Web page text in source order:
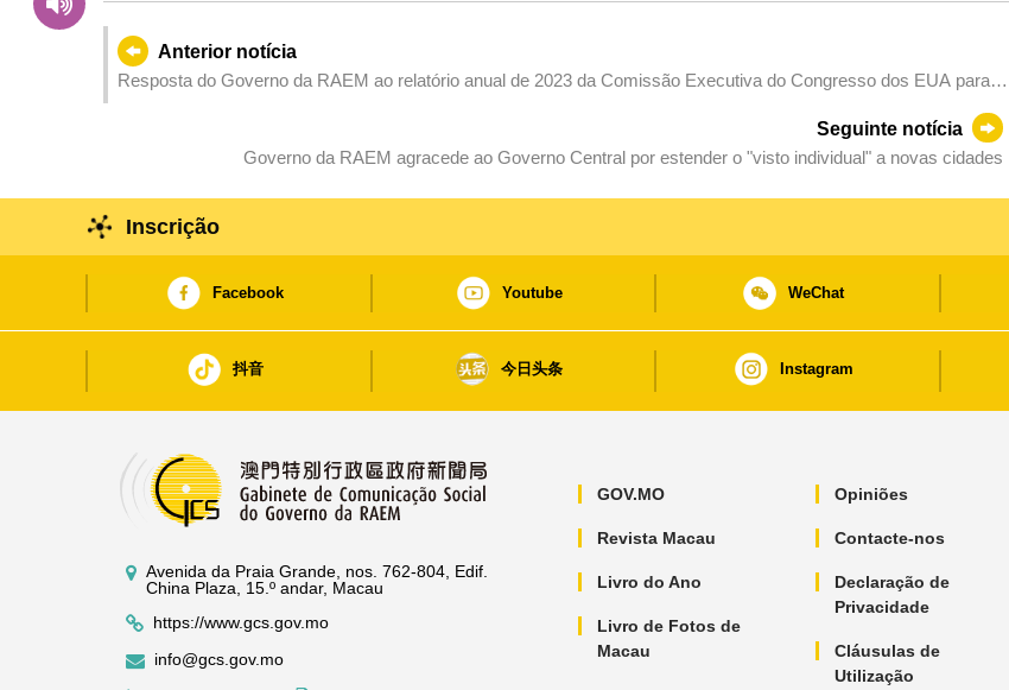
Anterior notícia
Resposta do Governo da RAEM ao relatório anual de 2023 da Comissão Executiva do Congresso dos EUA para a
Seguinte notícia
Governo da RAEM agracede ao Governo Central por estender o "visto individual" a novas cidades
Inscrição
Facebook Youtube WeChat
抖音 今日头条 Instagram
Avenida da Praia Grande, nos. 762-804, Edif.
China Plaza, 15.º andar, Macau
https://www.gcs.gov.mo
info@gcs.gov.mo
GOV.MO
Revista Macau
Livro do Ano
Livro de Fotos de
Macau
Opiniões
Contacte-nos
Declaração de
Privacidade
Cláusulas de
Utilização